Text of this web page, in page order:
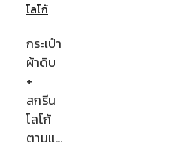
โลโก้
กระเป๋า
ผ้าดิบ
+
สกรีน
โลโก้
ตามแ…